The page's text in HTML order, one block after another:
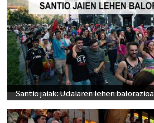
Santio jaiak: Udalaren lehen balorazioa